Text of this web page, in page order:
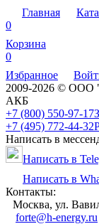
Главная
0
Корзина
0
Избранное
2009-2026 © ООО
АКБ
+7 (800) 550-97-17
+7 (495) 772-44-32
Написать в
Написать в
Написать в
Контакты:
Москва, ул.
forte@h-energy.ru